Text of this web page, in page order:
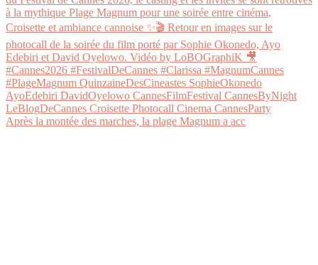
Après la montée des marches, la plage Magnum a acc